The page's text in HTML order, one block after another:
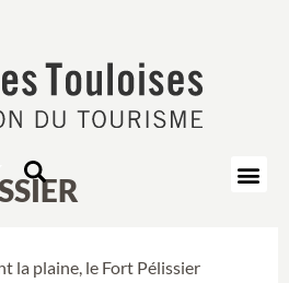
la plaine, le Fort Pélissier